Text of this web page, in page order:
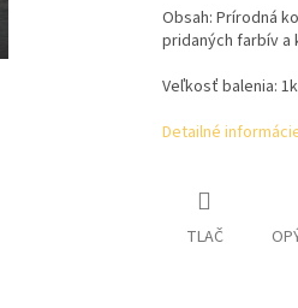
Obsah: Prírodná
pridaných farbív a
Veľkosť balenia:
Detailné
TLAČ